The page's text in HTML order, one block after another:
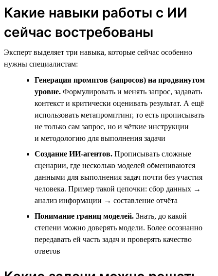
Какие навыки работы с ИИ
сейчас востребованы
Эксперт выделяет три навыка, которые сейчас особенно
нужны специалистам:
Генерация промптов (запросов) на продвинутом
уровне. Формулировать и менять запрос, задавать
контекст и критически оценивать результат. А ещё
использовать метапромптинг, то есть прописывать
не только сам запрос, но и чёткие инструкции
и методологию для выполнения задачи
Создание ИИ-агентов. Прописывать сложные
сценарии, где несколько моделей обмениваются
данными для выполнения задач почти без участия
человека. Пример такой цепочки: сбор данных →
анализ информации → составление отчёта
Понимание границ моделей. Знать, до какой
степени можно доверять модели. Более осознанно
передавать ей часть задач и проверять качество
ответов